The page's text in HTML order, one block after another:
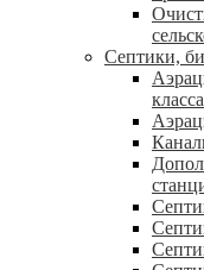
Септики,
класса